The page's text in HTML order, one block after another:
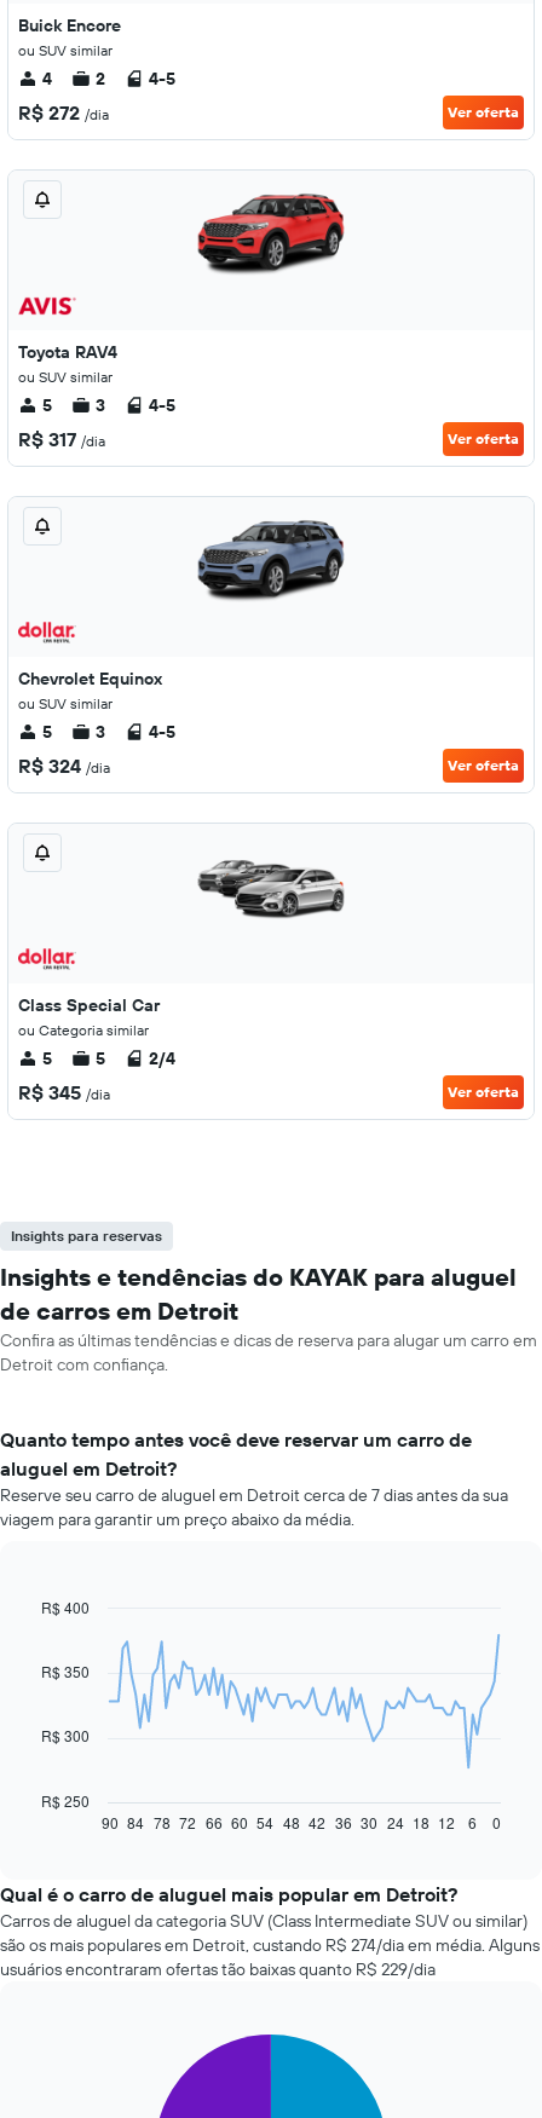
Buick Encore
ou SUV similar
4 2 4-5
R$ 272 /dia Ver oferta
Toyota RAV4
ou SUV similar
5 3 4-5
R$ 317 /dia Ver oferta
Chevrolet Equinox
ou SUV similar
5 3 4-5
R$ 324 /dia Ver oferta
Class Special Car
ou Categoria similar
5 5 2/4
R$ 345 /dia Ver oferta
Insights para reservas
Insights e tendências do KAYAK para aluguel
de carros em Detroit
Confira as últimas tendências e dicas de reserva para alugar um carro em
Detroit com confiança.
Quanto tempo antes você deve reservar um carro de
aluguel em Detroit?
Reserve seu carro de aluguel em Detroit cerca de 7 dias antes da sua
viagem para garantir um preço abaixo da média.
Line
91
data
o
preço
de
um
carro
Chart
R$ 250
R$ 300
R$ 350
R$ 400
90 84 78 72 66 60 54 48 42 36 30 24 18 12 6 0
Qual é o carro de aluguel mais popular em Detroit?
Carros de aluguel da categoria SUV (Class Intermediate SUV ou similar)
são os mais populares em Detroit, custando R$ 274/dia em média. Alguns
usuários encontraram ofertas tão baixas quanto R$ 229/dia